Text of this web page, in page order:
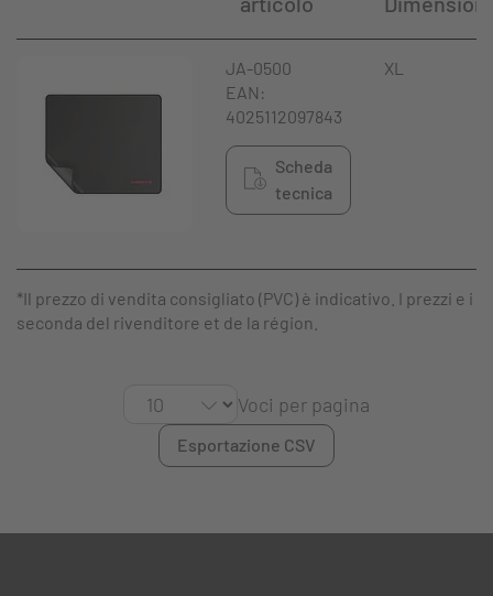
JA-0500
EAN:
4025112097843
Scheda
tecnica
XL
*Il prezzo di vendita consigliato (PVC) è indicativo. I prezzi e i
seconda del rivenditore et de la région.
Voci per pagina
Esportazione CSV